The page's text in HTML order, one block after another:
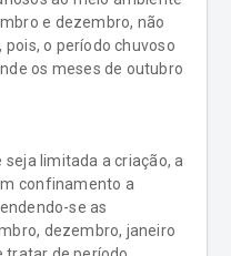
e dezembro, não
o período chuvoso
os meses de outubro
seja limitada a criação, a
confinamento a
se as
dezembro, janeiro